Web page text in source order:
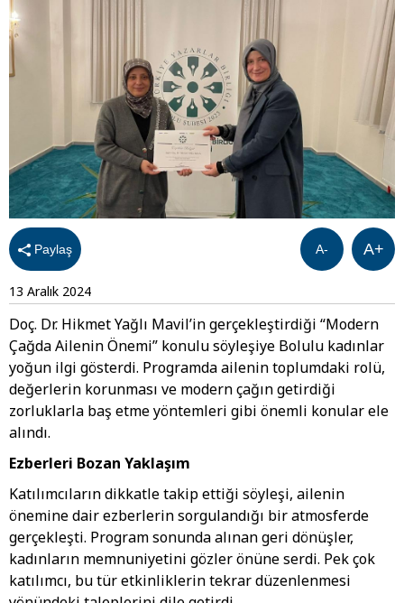
Paylaş A+
A-
13 Aralık 2024
Doç. Dr. Hikmet Yağlı Mavil’in gerçekleştirdiği “Modern
Çağda Ailenin Önemi” konulu söyleşiye Bolulu kadınlar
yoğun ilgi gösterdi. Programda ailenin toplumdaki rolü,
değerlerin korunması ve modern çağın getirdiği
zorluklarla baş etme yöntemleri gibi önemli konular ele
alındı.
Ezberleri Bozan Yaklaşım
Katılımcıların dikkatle takip ettiği söyleşi, ailenin
önemine dair ezberlerin sorgulandığı bir atmosferde
gerçekleşti. Program sonunda alınan geri dönüşler,
kadınların memnuniyetini gözler önüne serdi. Pek çok
katılımcı, bu tür etkinliklerin tekrar düzenlenmesi